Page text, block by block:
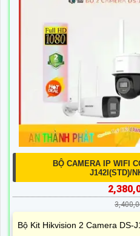
BỘ CAMERA IP WIFI
J142I(STD)/
Bộ Kit Hikvision 2 Camera DS-